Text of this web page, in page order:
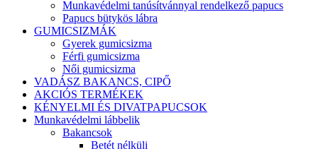
Munkavédelmi tanúsítvánnyal rendelkező papucs
Papucs bütykös lábra
GUMICSIZMÁK
Gyerek gumicsizma
Férfi gumicsizma
Női gumicsizma
VADÁSZ BAKANCS, CIPŐ
AKCIÓS TERMÉKEK
KÉNYELMI ÉS DIVATPAPUCSOK
Munkavédelmi lábbelik
Bakancsok
Betét nélküli